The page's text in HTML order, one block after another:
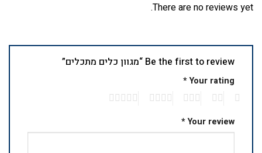
There are no reviews yet.
Be the first to review “מגוון כלים מתכלים”
Your rating
*
Your review
*